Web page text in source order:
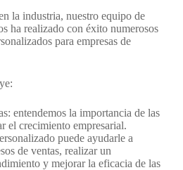
la industria, nuestro equipo de
ha realizado con éxito numerosos
para empresas de
entendemos la importancia de las
el crecimiento empresarial.
puede ayudarle a
de ventas, realizar un
y mejorar la eficacia de las